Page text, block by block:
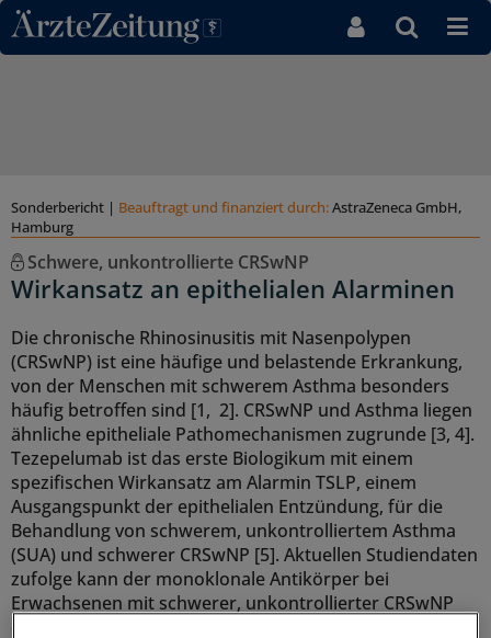
Direkt zum Inhaltsbereich
Sonderbericht | Beauftragt und ﬁnanziert durch:AstraZeneca GmbH,
Hamburg
Schwere, unkontrollierte CRSwNP
Wirkansatz an epithelialen Alarminen
Die chronische Rhinosinusitis mit Nasenpolypen
(CRSwNP) ist eine häufige und belastende Erkrankung,
von der Menschen mit schwerem Asthma besonders
häufig betroffen sind [1, 2]. CRSwNP und Asthma liegen
ähnliche epitheliale Pathomechanismen zugrunde [3, 4].
Tezepelumab ist das erste Biologikum mit einem
spezifischen Wirkansatz am Alarmin TSLP, einem
Ausgangspunkt der epithelialen Entzündung, für die
Behandlung von schwerem, unkontrolliertem Asthma
(SUA) und schwerer CRSwNP [5]. Aktuellen Studiendaten
zufolge kann der monoklonale Antikörper bei
Erwachsenen mit schwerer, unkontrollierter CRSwNP